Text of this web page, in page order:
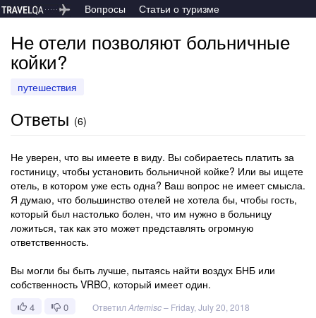
Вопросы Статьи о туризме
Не отели позволяют больничные
койки?
путешествия
Ответы (6)
Не уверен, что вы имеете в виду. Вы собираетесь платить за
гостиницу, чтобы установить больничной койке? Или вы ищете
отель, в котором уже есть одна? Ваш вопрос не имеет смысла.
Я думаю, что большинство отелей не хотела бы, чтобы гость,
который был настолько болен, что им нужно в больницу
ложиться, так как это может представлять огромную
ответственность.
Вы могли бы быть лучше, пытаясь найти воздух БНБ или
собственность VRBO, который имеет один.
4 0 Ответил Artemisc– Friday, July 20, 2018